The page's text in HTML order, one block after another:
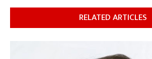
RELATED ARTICLES